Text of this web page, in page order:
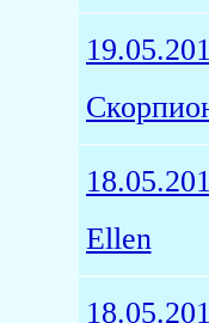
Ellen